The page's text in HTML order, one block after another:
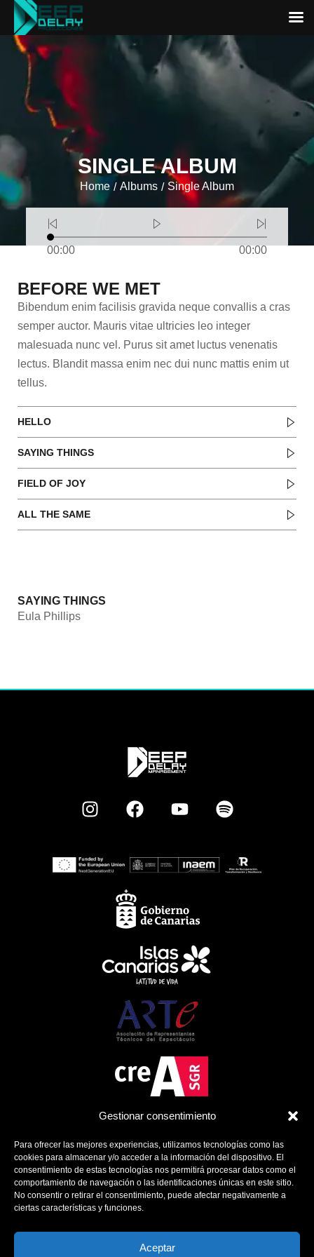
Gestionar consentimiento
Para ofrecer las mejores experiencias, utilizamos tecnologías como las
cookies para almacenar y/o acceder a la información del dispositivo. El
consentimiento de estas tecnologías nos permitirá procesar datos como el
comportamiento de navegación o las identificaciones únicas en este sitio.
No consentir o retirar el consentimiento, puede afectar negativamente a
ciertas características y funciones.
Aceptar
SINGLE ALBUM
Home / Albums / Single Album
00:00 00:00
BEFORE WE MET
Bibendum enim facilisis gravida neque convallis a cras
semper auctor. Mauris vitae ultricies leo integer
malesuada nunc vel. Purus sit amet luctus venenatis
lectus. Blandit massa enim nec dui nunc mattis enim ut
tellus.
HELLO
SAYING THINGS
FIELD OF JOY
ALL THE SAME
SAYING THINGS
Eula Phillips
Política de Cookies
Contacto